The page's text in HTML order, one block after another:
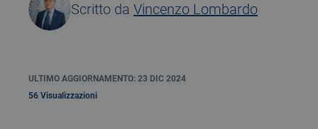
Scritto da Vincenzo Lombardo
ULTIMO AGGIORNAMENTO: 23 DIC 2024
56 Visualizzazioni